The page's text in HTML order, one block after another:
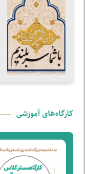
کارگاه‌های آموزشی